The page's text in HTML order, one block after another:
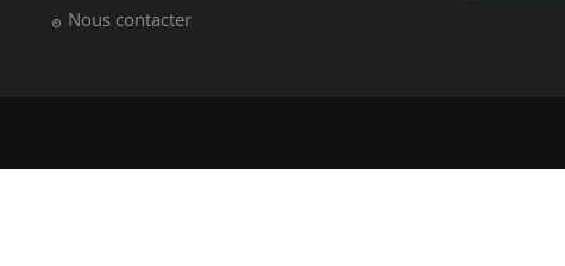
Nous contacter